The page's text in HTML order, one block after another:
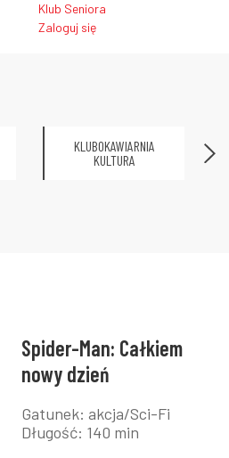
Klub Seniora
Zaloguj się
KLUBOKAWIARNIA
KULTURA
Spider-Man: Całkiem
nowy dzień
Gatunek: akcja/Sci-Fi
Długość: 140 min